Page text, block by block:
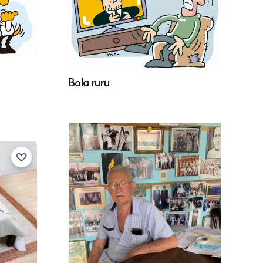
Bola ruru